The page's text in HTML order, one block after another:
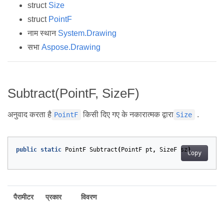
struct Size
struct PointF
नाम स्थान System.Drawing
सभा Aspose.Drawing
Subtract(PointF, SizeF)
अनुवाद करता है PointF किसी दिए गए के नकारात्मक द्वारा Size .
Copy
public static PointF Subtract ( PointF pt , SizeF sz)
पैरामीटर प्रकार विवरण